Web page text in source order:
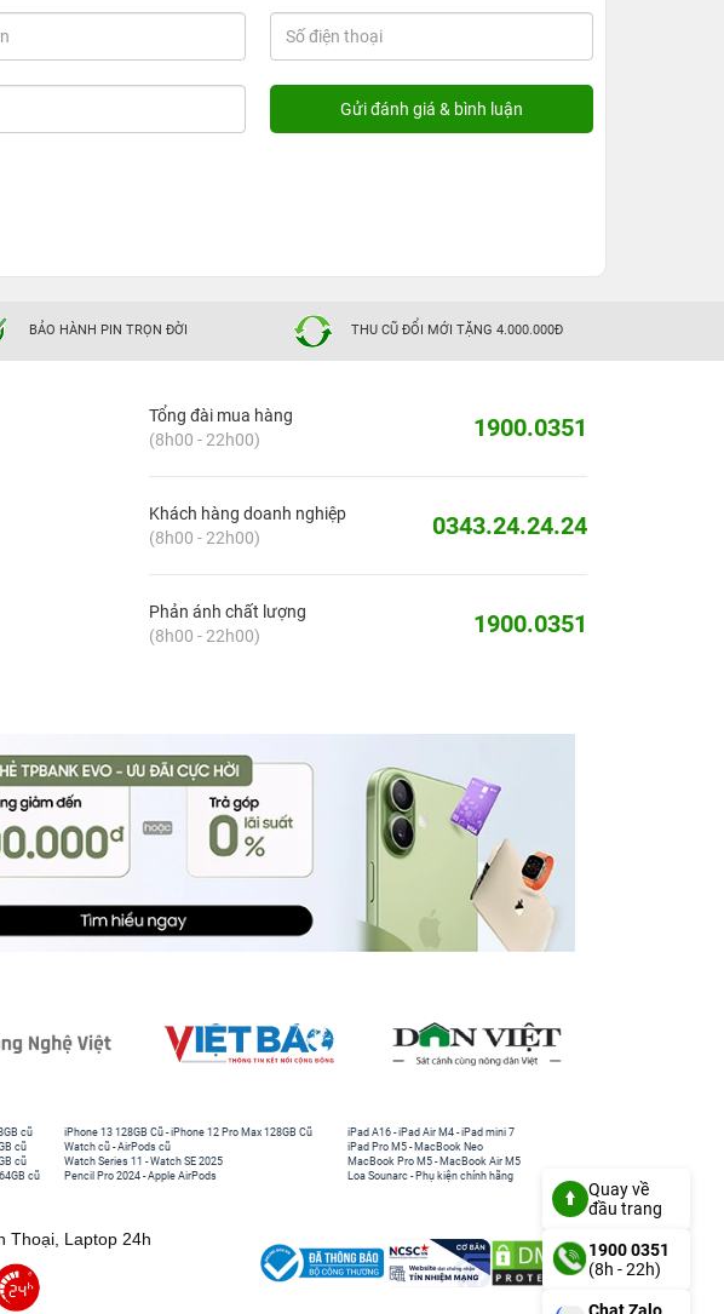
BẢO HÀNH PIN TRỌN ĐỜI THU CŨ ĐỔI MỚI TẶNG 4.000.000Đ
Tổng đài mua hàng
(8h00 - 22h00)
1900.0351
Khách hàng doanh nghiệp
(8h00 - 22h00)
0343.24.24.24
Phản ánh chất lượng
(8h00 - 22h00)
1900.0351
cũ
cũ
cũ
cũ
iPhone 13 128GB Cũ -iPhone 12 Pro Max 128GB Cũ
Watch cũ -AirPods cũ
Watch Series 11 -Watch SE 2025
Pencil Pro 2024 -Apple AirPods
iPad A16 -iPad Air M4 -iPad mini 7
iPad Pro M5 - MacBook Neo
MacBook Pro M5 - MacBook Air M5
Loa Sounarc - Phụ kiện chính hãng
Thoại, Laptop 24h
Quay về
đầu trang
1900 0351
(8h - 22h)